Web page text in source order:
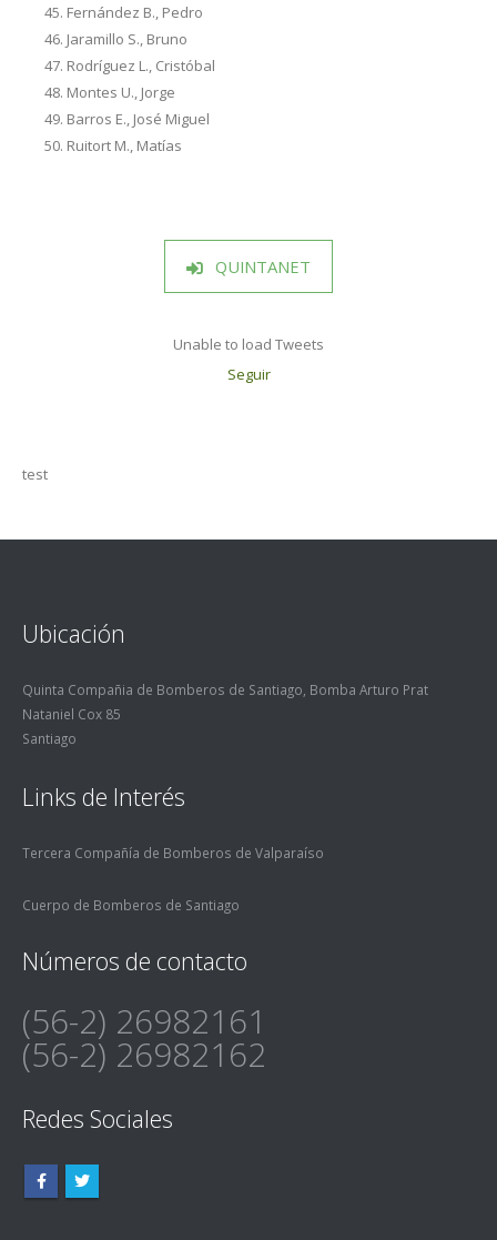
Fernández B., Pedro
Jaramillo S., Bruno
Rodríguez L., Cristóbal
Montes U., Jorge
Barros E., José Miguel
Ruitort M., Matías
QUINTANET
Unable to load Tweets
Seguir
test
Ubicación
Quinta Compañia de Bomberos de Santiago, Bomba Arturo Prat
Nataniel Cox 85
Santiago
Links de Interés
Tercera Compañía de Bomberos de Valparaíso
Cuerpo de Bomberos de Santiago
Números de contacto
(56-2) 26982161
(56-2) 26982162
Redes Sociales